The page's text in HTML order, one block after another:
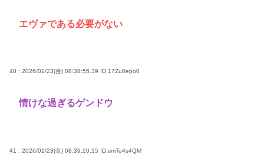
エヴァである必要がない
40 : 2026/01/23(金) 08:38:55.39 ID:17Zu8epo0
情けな過ぎるゲンドウ
41 : 2026/01/23(金) 08:39:20.15 ID:smTo4s4QM